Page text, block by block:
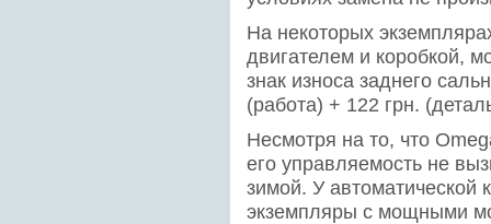
На некоторых
двигателем и коробкой,
знак износа заднего
(работа) + 122 грн.
Несмотря на то, что
его управляемость не
зимой. У автоматической
экземпляры с мощными